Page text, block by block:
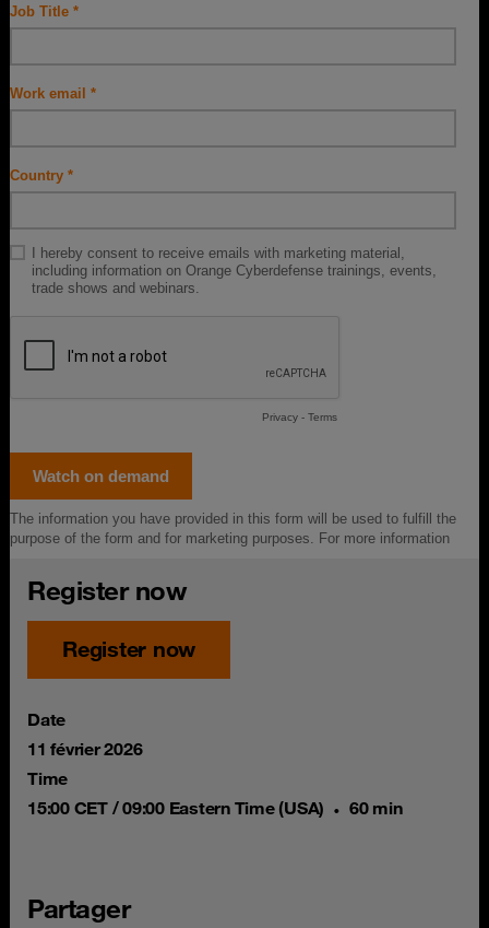
Register now
Register now
Date
11 février 2026
Time
15:00 CET / 09:00 Eastern Time (USA)
60 min
Partager